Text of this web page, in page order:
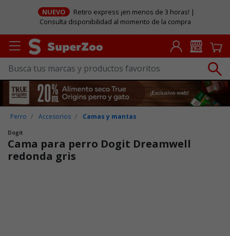
NUEVO
Retiro express ¡en menos de 3 horas! |
Consulta disponibilidad al momento de la compra
Perro Accesorios Camas y mantas
Dogit
Cama para perro Dogit Dreamwell
redonda gris